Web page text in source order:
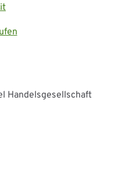
Handelsgesellschaft